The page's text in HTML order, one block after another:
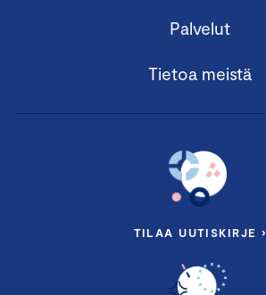
Palvelut
Tietoa meistä
TILAA UUTISKIRJE ›